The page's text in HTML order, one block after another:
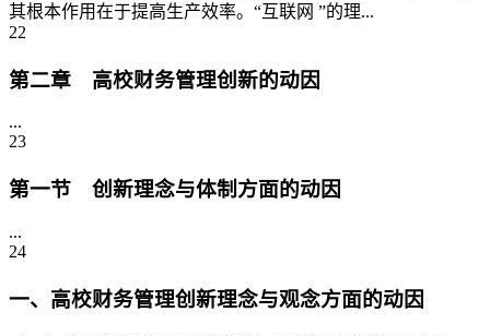
其根本作用在于提高生产效率。“互联网 ”的理...
22
第二章 高校财务管理创新的动因
...
23
第一节 创新理念与体制方面的动因
...
24
一、高校财务管理创新理念与观念方面的动因